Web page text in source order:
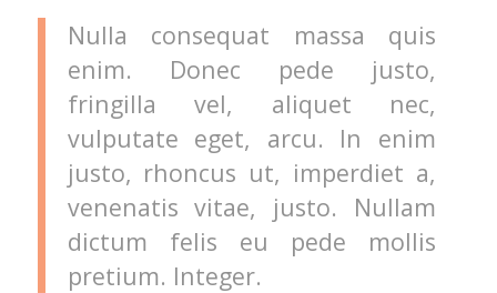
Nulla consequat massa quis
enim. Donec pede justo,
fringilla vel, aliquet nec,
vulputate eget, arcu. In enim
justo, rhoncus ut, imperdiet a,
venenatis vitae, justo. Nullam
dictum felis eu pede mollis
pretium. Integer.